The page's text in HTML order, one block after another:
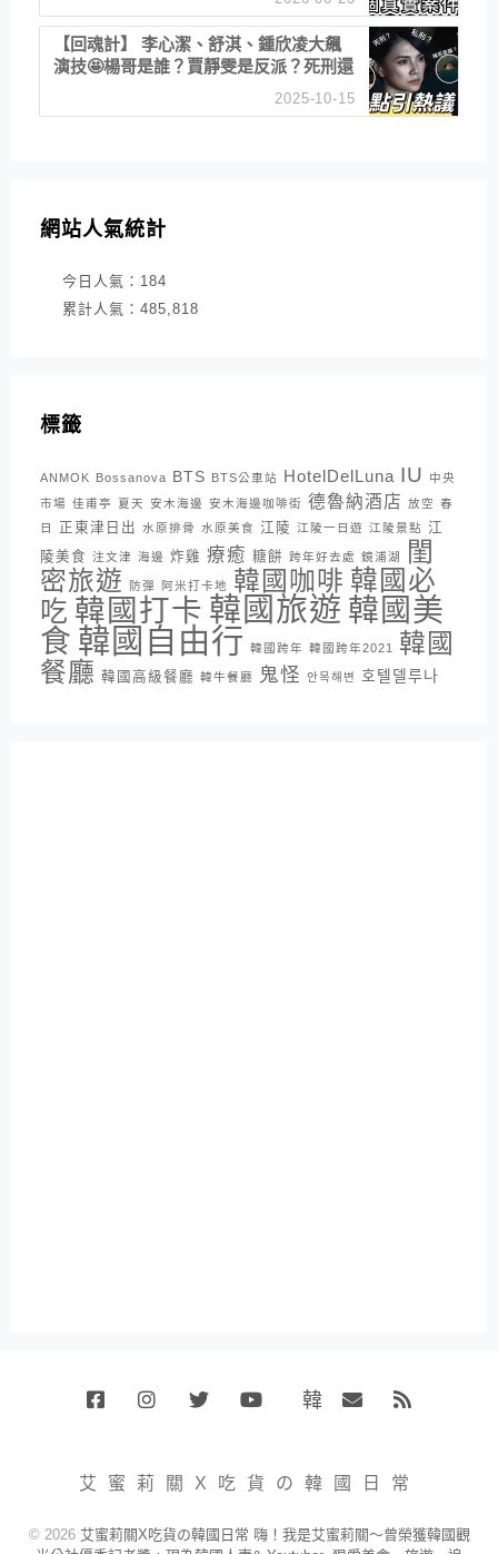
【回魂計】 李心潔、舒淇、鍾欣凌大飆
演技🤩楊哥是誰？賈靜雯是反派？死刑還
2025-10-15
網站人氣統計
今日人氣： 184
累計人氣： 485,818
標籤
ANMOK Bossanova BTS BTS公車站 HotelDelLuna IU
中央
市場 佳甫亭 夏天 安木海邊 安木海邊咖啡街 德魯納酒店 放空 春
日
正東津日出 水原排骨 水原美食 江陵 江陵一日遊 江陵景點 江
陵美食 注文津 海邊 炸雞 療癒 糖餅 跨年好去處 鏡浦湖
閨
密旅遊
防彈 阿米打卡地 韓國咖啡 韓國必
吃 韓國打卡 韓國旅遊 韓國美
食 韓國自由行 韓國跨年 韓國跨年2021
韓國
餐廳 韓國高級餐廳 韓牛餐廳 鬼怪 안목해변 호텔델루나
韓
小
賣
艾蜜莉關X吃貨の韓國日常
© 2026 艾蜜莉關X吃貨の韓國日常 嗨！我是艾蜜莉關～曾榮獲韓國觀